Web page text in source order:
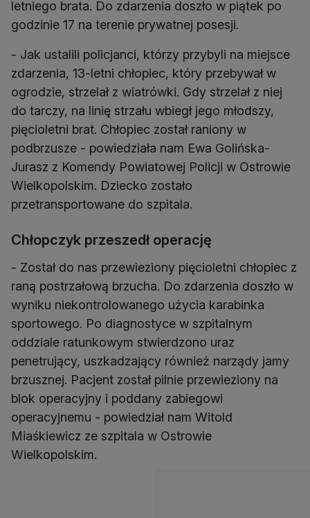
letniego brata. Do zdarzenia doszło w piątek po
godzinie 17 na terenie prywatnej posesji.
- Jak ustalili policjanci, którzy przybyli na miejsce
zdarzenia, 13-letni chłopiec, który przebywał w
ogrodzie, strzelał z wiatrówki. Gdy strzelał z niej
do tarczy, na linię strzału wbiegł jego młodszy,
pięcioletni brat. Chłopiec został raniony w
podbrzusze - powiedziała nam Ewa Golińska-
Jurasz z Komendy Powiatowej Policji w Ostrowie
Wielkopolskim. Dziecko zostało
przetransportowane do szpitala.
Chłopczyk przeszedł operację
- Został do nas przewieziony pięcioletni chłopiec z
raną postrzałową brzucha. Do zdarzenia doszło w
wyniku niekontrolowanego użycia karabinka
sportowego. Po diagnostyce w szpitalnym
oddziale ratunkowym stwierdzono uraz
penetrujący, uszkadzający również narządy jamy
brzusznej. Pacjent został pilnie przewieziony na
blok operacyjny i poddany zabiegowi
operacyjnemu - powiedział nam Witold
Miaśkiewicz ze szpitala w Ostrowie
Wielkopolskim.